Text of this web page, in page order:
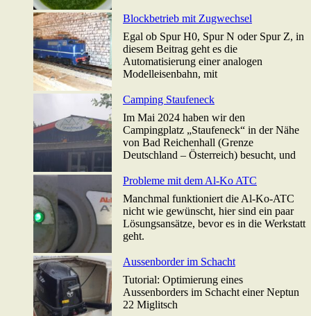
Blockbetrieb mit Zugwechsel
Egal ob Spur H0, Spur N oder Spur Z, in
diesem Beitrag geht es die
Automatisierung einer analogen
Modelleisenbahn, mit
Camping Staufeneck
Im Mai 2024 haben wir den
Campingplatz „Staufeneck“ in der Nähe
von Bad Reichenhall (Grenze
Deutschland – Österreich) besucht, und
Probleme mit dem Al-Ko ATC
Manchmal funktioniert die Al-Ko-ATC
nicht wie gewünscht, hier sind ein paar
Lösungsansätze, bevor es in die Werkstatt
geht.
Aussenborder im Schacht
Tutorial: Optimierung eines
Aussenborders im Schacht einer Neptun
22 Miglitsch